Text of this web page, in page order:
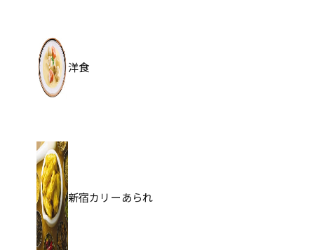
洋食
新宿カリーあられ